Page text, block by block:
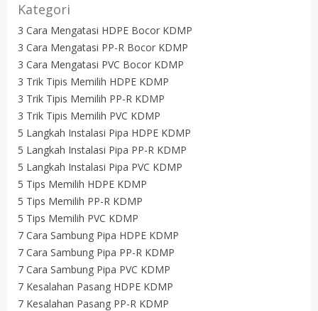
Kategori
3 Cara Mengatasi HDPE Bocor KDMP
3 Cara Mengatasi PP-R Bocor KDMP
3 Cara Mengatasi PVC Bocor KDMP
3 Trik Tipis Memilih HDPE KDMP
3 Trik Tipis Memilih PP-R KDMP
3 Trik Tipis Memilih PVC KDMP
5 Langkah Instalasi Pipa HDPE KDMP
5 Langkah Instalasi Pipa PP-R KDMP
5 Langkah Instalasi Pipa PVC KDMP
5 Tips Memilih HDPE KDMP
5 Tips Memilih PP-R KDMP
5 Tips Memilih PVC KDMP
7 Cara Sambung Pipa HDPE KDMP
7 Cara Sambung Pipa PP-R KDMP
7 Cara Sambung Pipa PVC KDMP
7 Kesalahan Pasang HDPE KDMP
7 Kesalahan Pasang PP-R KDMP